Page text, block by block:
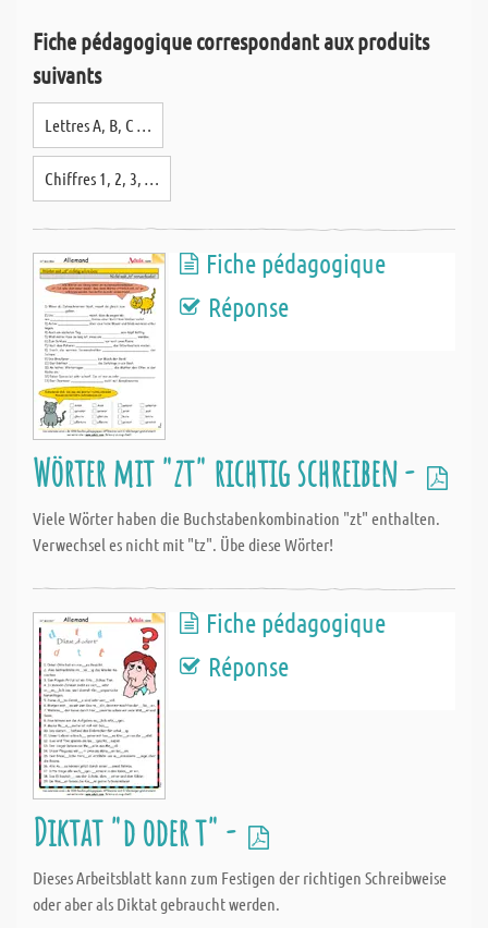
Fiche pédagogique correspondant aux produits
suivants
Lettres A, B, C …
Chiffres 1, 2, 3, …
Fiche pédagogique
Réponse
Wörter mit "zt" richtig schreiben -
Viele Wörter haben die Buchstabenkombination "zt" enthalten.
Verwechsel es nicht mit "tz". Übe diese Wörter!
Fiche pédagogique
Réponse
Diktat "d oder t" -
Dieses Arbeitsblatt kann zum Festigen der richtigen Schreibweise
oder aber als Diktat gebraucht werden.